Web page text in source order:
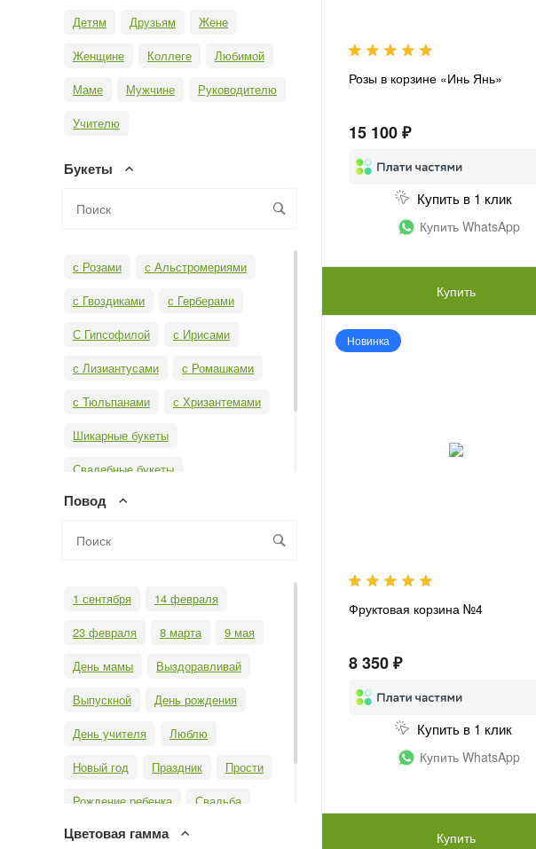
Детям Друзьям
Жене
Женщине
Коллеге
Любимой
Маме
Мужчине
Руководителю
Учителю
Букеты
с Розами
с Альстромериями
с Гвоздиками
с Герберами
С Гипсофилой
с Ирисами
с Лизиантусами
с Ромашками
с Тюльпанами
с Хризантемами
Шикарные букеты
Свадебные букеты
Необычные букеты
Монобукеты
Повод
1 сентября
14 февраля
23 февраля
8 марта
9 мая
День мамы
Выздоравливай
Выпускной
День рождения
День учителя
Люблю
Новый год
Праздник
Прости
Рождение ребенка
Свадьба
Юбилей
Цветовая гамма
Розы в корзине «Инь Янь»
15 100 ₽
Купить в 1 клик
Купить WhatsApp
Купить
Новинка
Фруктовая корзина №4
8 350 ₽
Купить в 1 клик
Купить WhatsApp
Купить